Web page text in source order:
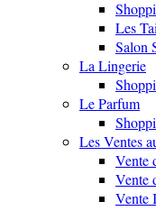
Les
Salon
La Lingerie
Le Parfum
Les Ventes
Vente
Vente
Vente